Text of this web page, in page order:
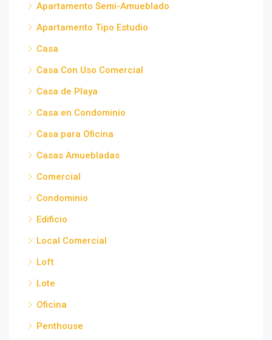
Apartamento Semi-Amueblado
Apartamento Tipo Estudio
Casa
Casa Con Uso Comercial
Casa de Playa
Casa en Condominio
Casa para Oficina
Casas Amuebladas
Comercial
Condominio
Edificio
Local Comercial
Loft
Lote
Oficina
Penthouse